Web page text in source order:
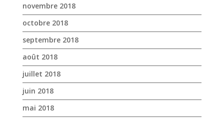
juin 2018
mai 2018
avril 2018
mars 2018
février 2018
janvier 2018
décembre 2017